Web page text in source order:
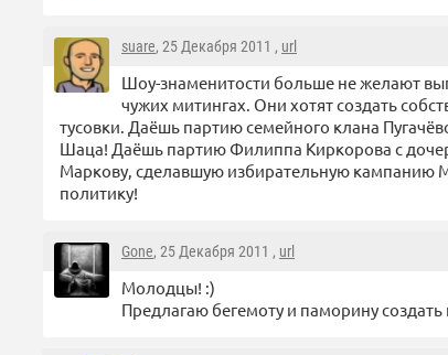
suare, 25 Декабря 2011 , url
Шоу-знаменитости больше не желают
чужих митингах. Они хотят создать
тусовки. Даёшь партию семейного клана
Шаца! Даёшь партию Филиппа Киркорова с
Маркову, сделавшую избирательную кампанию
политику!
Gone, 25 Декабря 2011 , url
Молодцы! :)
Предлагаю бегемоту и паморину